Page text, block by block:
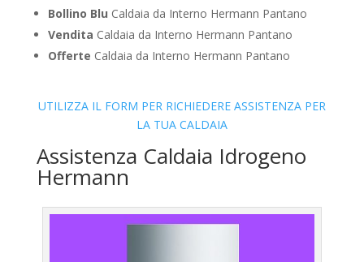
Bollino Blu Caldaia da Interno Hermann Pantano
Vendita Caldaia da Interno Hermann Pantano
Offerte Caldaia da Interno Hermann Pantano
UTILIZZA IL FORM PER RICHIEDERE ASSISTENZA PER
LA TUA CALDAIA
Assistenza Caldaia Idrogeno
Hermann